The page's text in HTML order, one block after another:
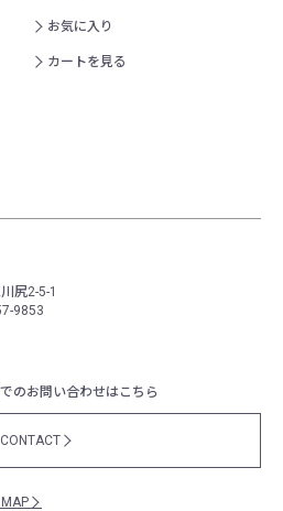
お気に入り
カートを見る
尻2-5-1
9853
でのお問い合わせはこちら
CONTACT
MAP